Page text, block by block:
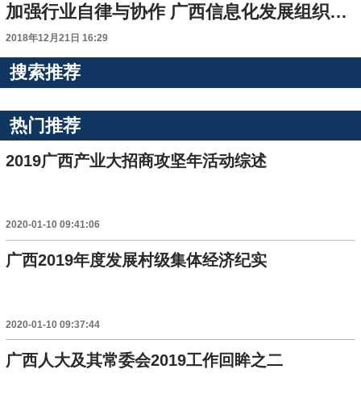
加强行业自律与协作 广西信息化发展组织联合会正式成立
2018年12月21日 16:29
搜索推荐
热门推荐
2019广西产业大招商攻坚年活动综述
2020-01-10 09:41:06
广西2019年度发展村级集体经济纪实
2020-01-10 09:37:44
广西人大及其常委会2019工作回眸之二